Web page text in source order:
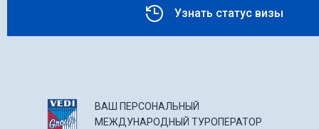
Узнать статус визы
ВАШ ПЕРСОНАЛЬНЫЙ
МЕЖДУНАРОДНЫЙ ТУРОПЕРАТОР